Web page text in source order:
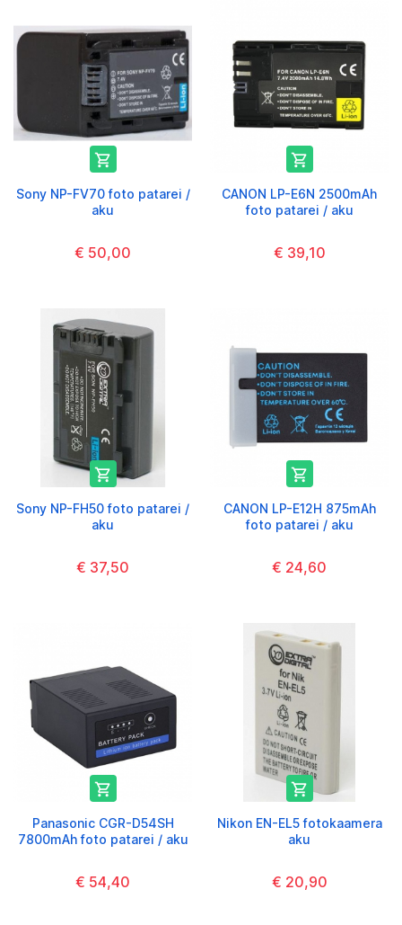

Sony NP-FV70 foto patarei /
aku
€ 50,00

CANON LP-E6N 2500mAh
foto patarei / aku
€ 39,10

Sony NP-FH50 foto patarei /
aku
€ 37,50

CANON LP-E12H 875mAh
foto patarei / aku
€ 24,60

Panasonic CGR-D54SH
7800mAh foto patarei / aku
€ 54,40

Nikon EN-EL5 fotokaamera
aku
€ 20,90